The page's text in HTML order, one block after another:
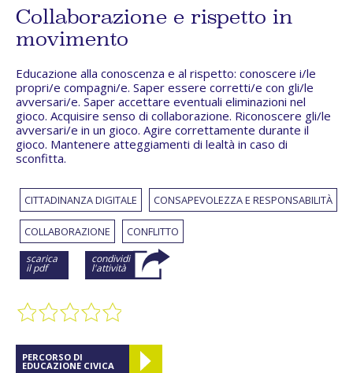
Collaborazione e rispetto in
movimento
Educazione alla conoscenza e al rispetto: conoscere i/le
propri/e compagni/e. Saper essere corretti/e con gli/le
avversari/e. Saper accettare eventuali eliminazioni nel
gioco. Acquisire senso di collaborazione. Riconoscere gli/le
avversari/e in un gioco. Agire correttamente durante il
gioco. Mantenere atteggiamenti di lealtà in caso di
sconfitta.
CITTADINANZA DIGITALE CONSAPEVOLEZZA E RESPONSABILITÀ
COLLABORAZIONE CONFLITTO
scarica
il pdf
condividi
l'attività
PERCORSO DI
EDUCAZIONE CIVICA